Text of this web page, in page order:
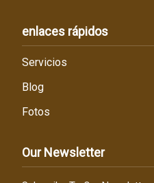
enlaces rápidos
Servicios
Blog
Fotos
Our Newsletter